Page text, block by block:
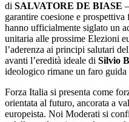
di SALVATORE DE BIASE
garantire coesione e
hanno ufficialmente siglato un
unitaria alle prossime Elezioni
l’aderenza ai principi salutari
avanti l’eredità ideale di Silvio
ideologico rimane un faro guida
Forza Italia si presenta come
orientata al futuro, ancorata a
europeista. Noi Moderati si